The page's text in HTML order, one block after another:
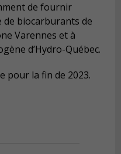
de fournir
de biocarburants de
Varennes et à
d’Hydro-Québec.
pour la fin de 2023.